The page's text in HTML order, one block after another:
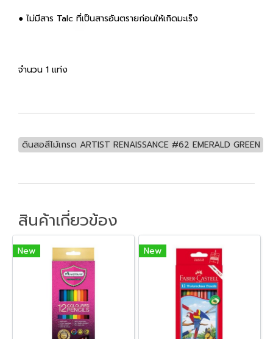
● ไม่มีสาร Talc ที่เป็นสารอันตรายก่อนให้เกิดมะเร็ง
จำนวน 1 แท่ง
ดินสอสีไม้เกรด ARTIST RENAISSANCE #62 EMERALD GREEN
สินค้าเกี่ยวข้อง
New New